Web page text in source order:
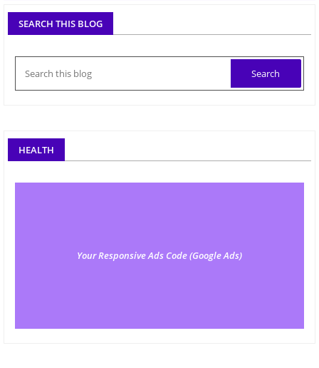
SEARCH THIS BLOG
HEALTH
Your Responsive Ads Code (Google Ads)